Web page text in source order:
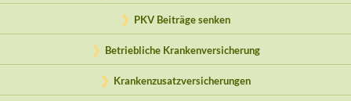
PKV Beiträge senken
Betriebliche Krankenversicherung
Krankenzusatzversicherungen